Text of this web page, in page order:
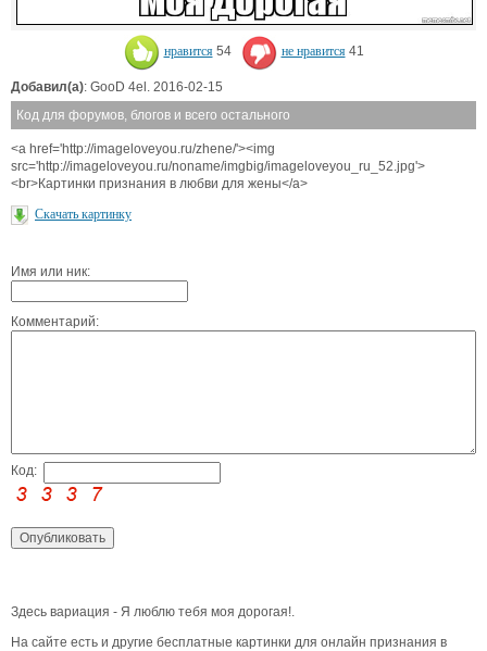
нравится 54 не нравится 41
Добавил(а): GooD 4el. 2016-02-15
Код для форумов, блогов и всего остального
<a href='http://imageloveyou.ru/zhene/'><img
src='http://imageloveyou.ru/noname/imgbig/imageloveyou_ru_52.jpg'>
<br>Картинки признания в любви для жены</a>
Скачать картинку
Имя или ник:
Комментарий:
Код:
Здесь вариация - Я люблю тебя моя дорогая!.
На сайте есть и другие бесплатные картинки для онлайн признания в